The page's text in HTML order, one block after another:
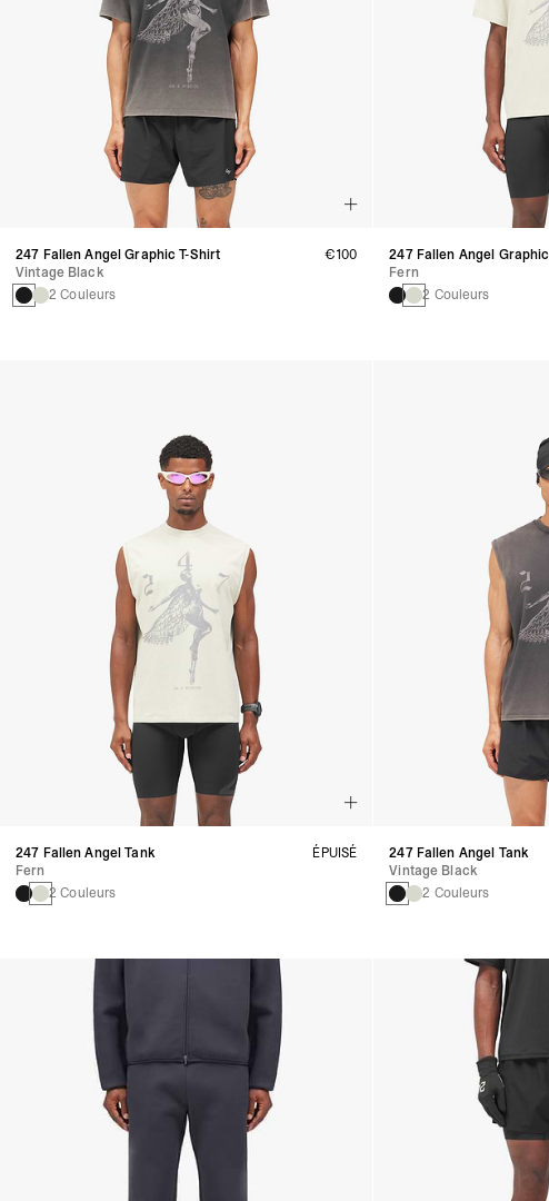
247 Fallen Angel Graphic T-Shirt
Vintage Black
2 Couleurs
€100
247 Fallen Angel
Fern
2 Couleurs
247 Fallen Angel Tank
Fern
2 Couleurs
ÉPUISÉ
247 Fallen Angel Tank
Vintage Black
2 Couleurs